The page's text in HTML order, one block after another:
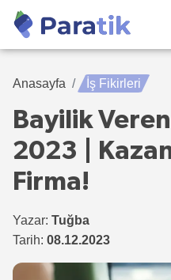
Anasayfa İş Fikirleri
Bayilik
2023 |
Firma!
Yazar: Tuğba
Tarih: 08.12.2023